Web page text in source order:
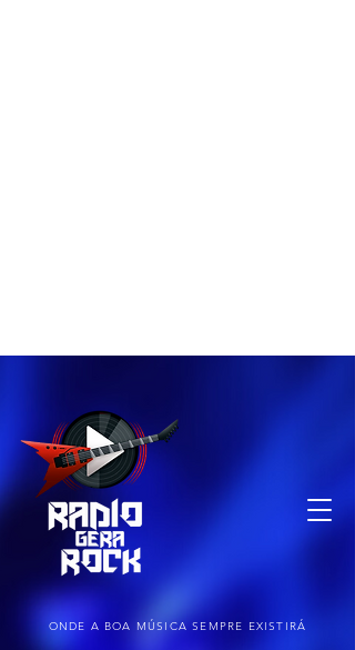
ONDE A BOA MÚSICA SEMPRE EXISTIRÁ